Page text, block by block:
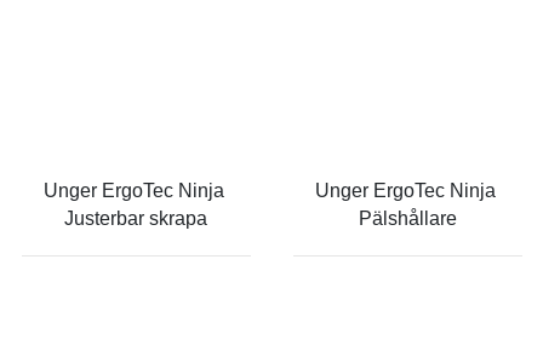
Unger ErgoTec Ninja
Justerbar skrapa
Unger ErgoTec Ninja
Pälshållare